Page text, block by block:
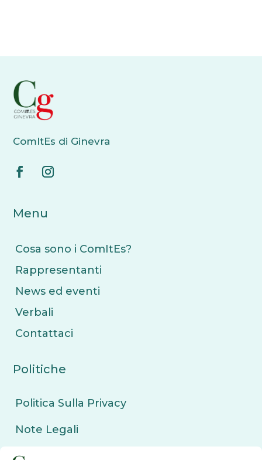
ComItEs di Ginevra
Menu
Cosa sono i ComItEs?
Rappresentanti
News ed eventi
Verbali
Contattaci
Politiche
Politica Sulla Privacy
Note Legali
Politica sui Cookie